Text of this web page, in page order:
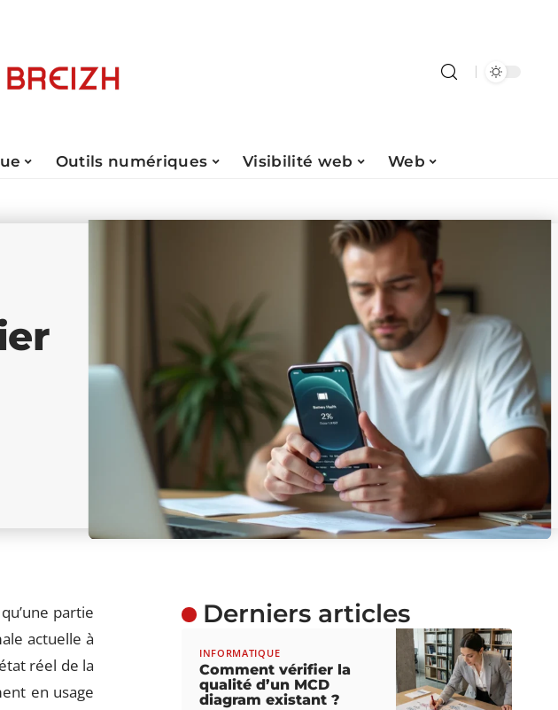
Outils numériques Visibilité web Web
partie
actuelle à
réel de la
en usage
Derniers articles
INFORMATIQUE
Comment vérifier la
qualité d’un MCD
diagram existant ?